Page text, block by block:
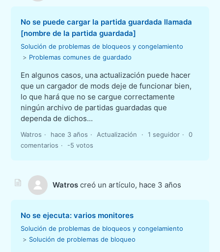
No se puede cargar la partida guardada llamada
[nombre de la partida guardada]
Solución de problemas de bloqueos y congelamiento
Problemas comunes de guardado
En algunos casos, una actualización puede hacer
que un cargador de mods deje de funcionar bien,
lo que hará que no se cargue correctamente
ningún archivo de partidas guardadas que
dependa de dichos...
Watros hace 3 años Actualización 1 seguidor
0
comentarios
-5 votos
Watros creó un artículo, hace 3 años
No se ejecuta: varios monitores
Solución de problemas de bloqueos y congelamiento
Solución de problemas de bloqueo